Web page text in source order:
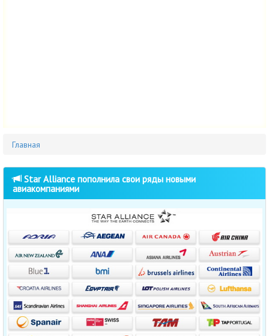
Главная
Star Alliance пополнила свои ряды новыми
авиакомпаниями